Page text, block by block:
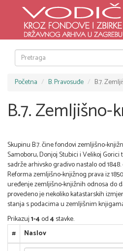
Početna B. Pravosuđe B.7.
B.7.
Skupinu B.7. čine fondovi zemljišno-
Samoboru, Donjoj Stubici i Velikoj
sadrže arhivsko gradivo nastalo od
Reforma zemljišno-knjižnog prava iz
uređenje zemljišno-knjižnih odnosa do
provedeno je nekoliko katastarskih
stanja s podacima u zemljišnim
Prikazuj1-4od4stavke.
#
Naslov